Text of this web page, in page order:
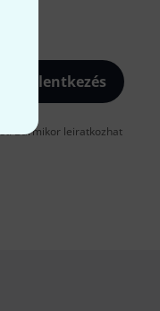
Bejelentkezés
Bármikor leiratkozhat